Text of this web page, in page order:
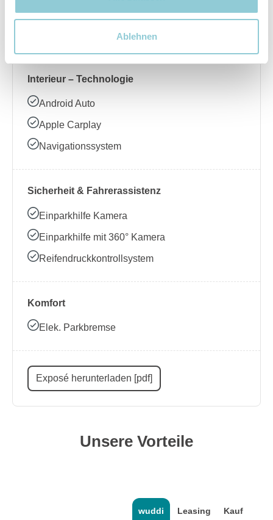
Ablehnen
Beheizbares Lenkrad
Interieur – Technologie
Android Auto
Apple Carplay
Navigationssystem
Sicherheit & Fahrerassistenz
Einparkhilfe Kamera
Einparkhilfe mit 360° Kamera
Reifendruckkontrollsystem
Komfort
Elek. Parkbremse
Exposé herunterladen [pdf]
Unsere Vorteile
wuddi Leasing Kauf